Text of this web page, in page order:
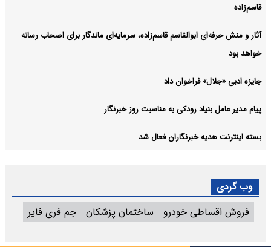
قاسم‌زاده
آثار و منش حرفه‌ای ابوالقاسم قاسم‌زاده، سرمایه‌ای ماندگار برای اصحاب رسانه
خواهد بود
جایزه ادبی «جلال» فراخوان داد
پیام مدیر عامل بنیاد رودکی به مناسبت روز خبرنگار
بسته اینترنت هدیه خبرنگاران فعال شد
وب گردی
فروش اقساطی خودرو
ساختمان پزشکان جم فری فایر